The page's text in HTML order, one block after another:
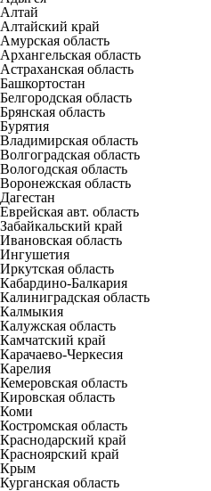
Алтай
Алтайский край
Амурская область
Архангельская область
Астраханская область
Башкортостан
Белгородская область
Брянская область
Бурятия
Владимирская область
Волгоградская область
Вологодская область
Воронежская область
Дагестан
Еврейская авт. область
Забайкальский край
Ивановская область
Ингушетия
Иркутская область
Кабардино-Балкария
Калиниградская область
Калмыкия
Калужская область
Камчатский край
Карачаево-Черкесия
Карелия
Кемеровская область
Кировская область
Коми
Костромская область
Краснодарский край
Красноярский край
Крым
Курганская область